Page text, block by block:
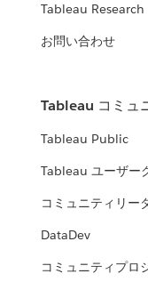
Tableau Research
お問い合わせ
Tableau コミュ
Tableau Public
Tableau ユーザー
コミュニティリー
DataDev
コミュニティプロ